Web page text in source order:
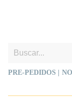
PRE-PEDIDOS |